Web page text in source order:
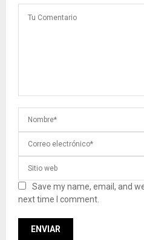
Save my name, email, and
next time I comment.